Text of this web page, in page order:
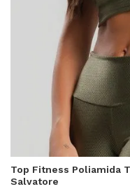
Top Fitness Poliamida
Salvatore